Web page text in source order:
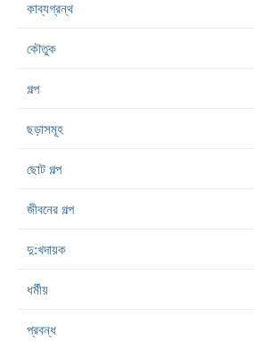
কাব্যগ্রন্থ
কৌতুক
গল্প
ছড়াসমূহ
ছোট গল্প
জীবনের গল্প
দু:খদায়ক
ধর্মীয়
প্রবন্ধ